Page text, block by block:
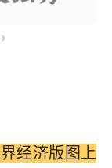
经济版图上